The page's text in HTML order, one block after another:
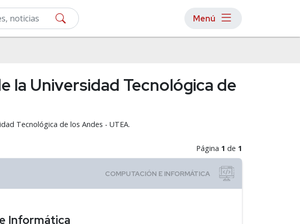
Menú
la Universidad Tecnológica de
Tecnológica de los Andes - UTEA.
Página 1 de 1
Informática